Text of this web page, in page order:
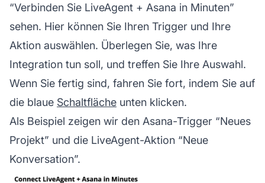
“Verbinden Sie LiveAgent + Asana in Minuten”
sehen. Hier können Sie Ihren Trigger und Ihre
Aktion auswählen. Überlegen Sie, was Ihre
Integration tun soll, und treffen Sie Ihre Auswahl.
Wenn Sie fertig sind, fahren Sie fort, indem Sie auf
die blaue Schaltfläche unten klicken.
Als Beispiel zeigen wir den Asana-Trigger “Neues
Projekt” und die LiveAgent-Aktion “Neue
Konversation”.